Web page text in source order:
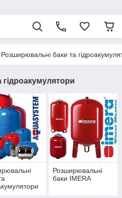
Розширювальні баки та
Розширювальні
баки IMERA